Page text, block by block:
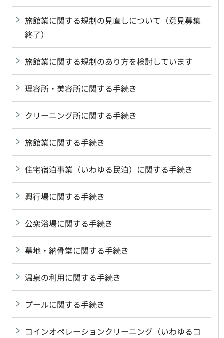
旅館業に関する規制の見直しについて（意見募集
終了）
旅館業に関する規制のあり方を検討しています
理容所・美容所に関する手続き
クリーニング所に関する手続き
旅館業に関する手続き
住宅宿泊事業（いわゆる民泊）に関する手続き
興行場に関する手続き
公衆浴場に関する手続き
墓地・納骨堂に関する手続き
温泉の利用に関する手続き
プールに関する手続き
コインオペレーションクリーニング（いわゆるコ